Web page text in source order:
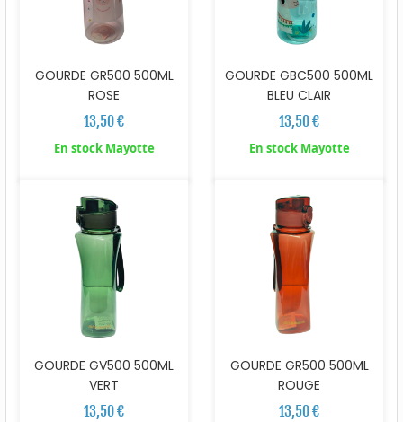
GOURDE GR500 500ML
ROSE
13,50 €
En stock Mayotte
GOURDE GBC500 500ML
BLEU CLAIR
13,50 €
En stock Mayotte
GOURDE GV500 500ML
VERT
13,50 €
GOURDE GR500 500ML
ROUGE
13,50 €